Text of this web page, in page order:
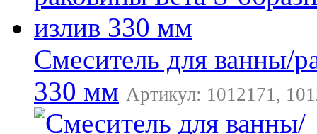
Смеситель для ванны/
330 мм Артикул: 1012171,